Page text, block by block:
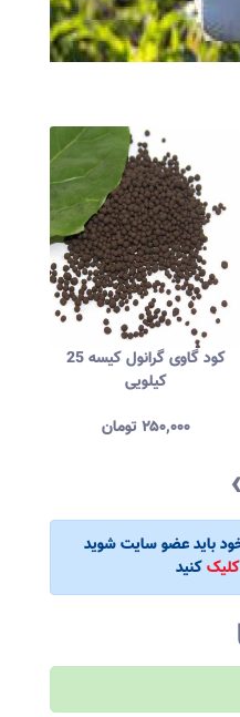
کود گاوی گرانول کیسه 25
کیلویی
۲۵۰,۰۰۰تومان
‹
خود باید عضو سایت شوید
کلیککنید